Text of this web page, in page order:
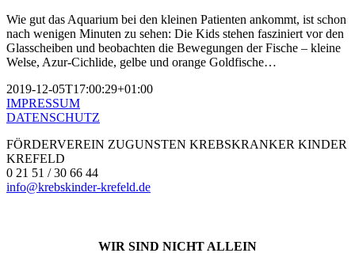
Wie gut das Aquarium bei den kleinen Patienten ankommt, ist schon
nach wenigen Minuten zu sehen: Die Kids stehen fasziniert vor den
Glasscheiben und beobachten die Bewegungen der Fische – kleine
Welse, Azur-Cichlide, gelbe und orange Goldfische…
2019-12-05T17:00:29+01:00
IMPRESSUM
DATENSCHUTZ
FÖRDERVEREIN ZUGUNSTEN KREBSKRANKER KINDER
KREFELD
0 21 51 / 30 66 44
info@krebskinder-krefeld.de
WIR SIND NICHT ALLEIN